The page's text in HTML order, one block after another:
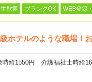
歓迎 ブランクOK WEB登録
ホテルのような職場！
給1550円 介護福祉士時給